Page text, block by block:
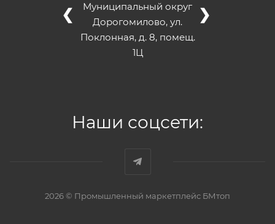
Муниципальный округ
Дорогомилово, ул.
Поклонная, д. 8, помещ.
1Ц
❮ ❯
Наши соцсети:
2026 © Промышленный маркетплейс БМтоп